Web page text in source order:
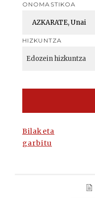
ONOMASTIKOA
HIZKUNTZA
Bilaketa
garbitu